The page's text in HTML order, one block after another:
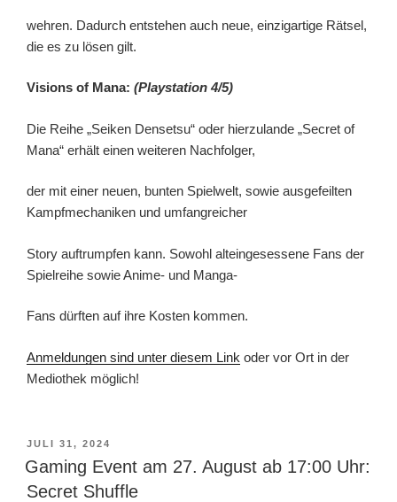
wehren. Dadurch entstehen auch neue, einzigartige Rätsel,
die es zu lösen gilt.
Visions of Mana: (Playstation 4/5)
Die Reihe „Seiken Densetsu“ oder hierzulande „Secret of
Mana“ erhält einen weiteren Nachfolger,
der mit einer neuen, bunten Spielwelt, sowie ausgefeilten
Kampfmechaniken und umfangreicher
Story auftrumpfen kann. Sowohl alteingesessene Fans der
Spielreihe sowie Anime- und Manga-
Fans dürften auf ihre Kosten kommen.
Anmeldungen sind unter diesem Link oder vor Ort in der
Mediothek möglich!
VERÖFFENTLICHT
AM
JULI 31, 2024
Gaming Event am 27. August ab 17:00 Uhr:
Secret Shuffle